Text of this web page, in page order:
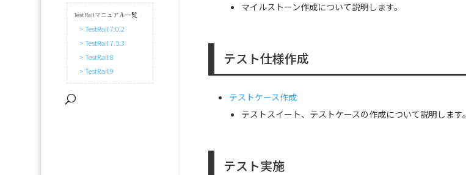
TestRailマニュアル一覧
> TestRail 7.0.2
> TestRail 7.5.3
> TestRail 8
> TestRail 9
マイルストーン作成について説明します。
テスト仕様作成
テストケース作成
テストスイート、テストケースの作成について説明します。
テスト実施